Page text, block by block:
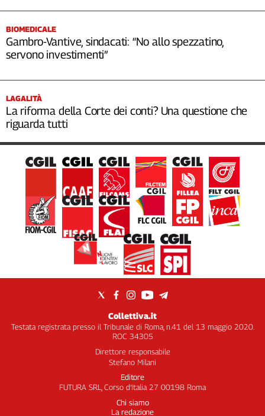
BIOMEDICALE
Gambro-Vantive, sindacati: “No allo spezzatino,
servono investimenti”
LAGALITÀ
La riforma della Corte dei conti? Una questione che
riguarda tutti
Collettiva.it
Testata registrata presso il Tribunale di Roma, n.41 del 13 maggio 2020.
ROC 34305
Direttore responsabile
Stefano Milani
Editore
FUTURA SRL, Corso d’Italia 27 00198 Roma
Chi siamo
La redazione